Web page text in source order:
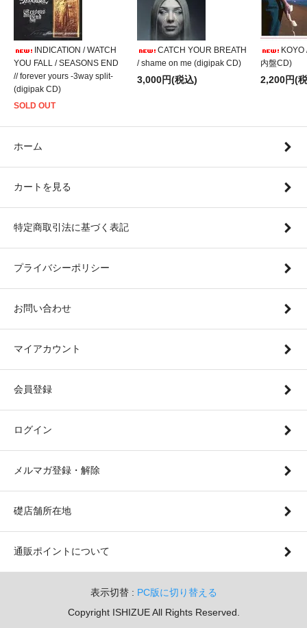
INDICATION / WATCH
YOU FALL / SEASONS END
// forever yours -3way split-
(digipak CD)
SOLD OUT
CATCH YOUR BREATH
/ shame on me (digipak CD)
3,000円(税込)
内盤CD)
2,200円(
ホーム
カートを見る
特定商取引法に基づく表記
プライバシーポリシー
お問い合わせ
マイアカウント
会員登録
ログイン
メルマガ登録・解除
礎店舗所在地
通販ポイントについて
表示切替 : PC版に切り替える
Copyright ISHIZUE All Rights Reserved.